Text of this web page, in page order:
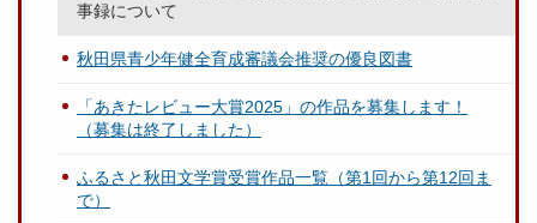
事録について
秋田県青少年健全育成審議会推奨の優良図書
「あきたレビュー大賞2025」の作品を募集します！
（募集は終了しました）
ふるさと秋田文学賞受賞作品一覧（第1回から第12回ま
で）